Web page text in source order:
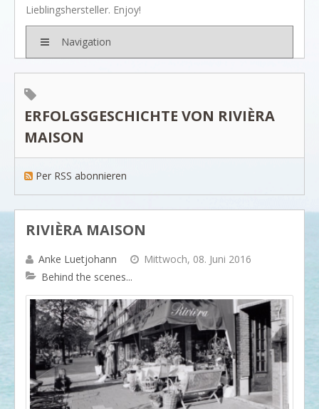
Ocean House
Gervasoni
Dash & Albert
Ilse Jacobsen
Artwood
SHOP
BLOG
Legendäre Strandbars
Dinner with friends
I love my dog!
Wusstet Ihr schon?
Behind the scenes...
Enjoy!
Events
Lieblingshersteller. Enjoy!
Navigation
ERFOLGSGESCHICHTE VON RIVIÈRA
MAISON
Per RSS abonnieren
RIVIÈRA MAISON
Anke Luetjohann
Mittwoch, 08. Juni 2016
Behind the scenes...